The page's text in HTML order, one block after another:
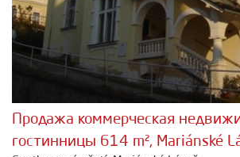
Продажа коммерческая
гостинницы 614 m², Mariánské